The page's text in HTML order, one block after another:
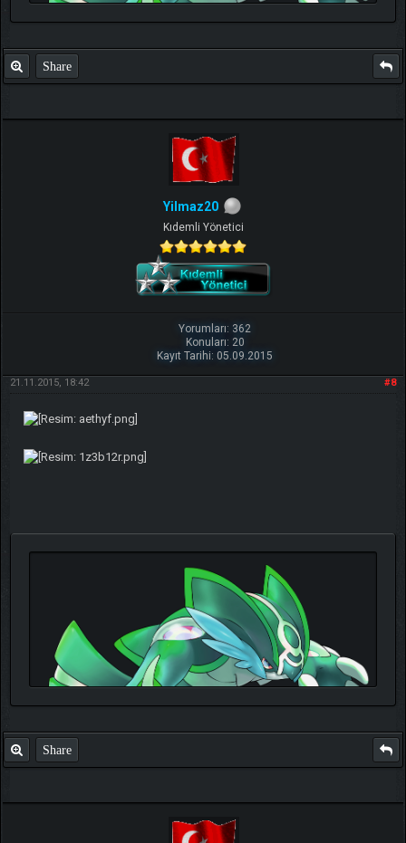
Benim ve diğer eğitmenlerin taktikleri için
Share
Yilmaz20
Kıdemli Yönetici
Yorumları: 362
Konuları: 20
Kayıt Tarihi: 05.09.2015
#8
21.11.2015, 18:42
Share